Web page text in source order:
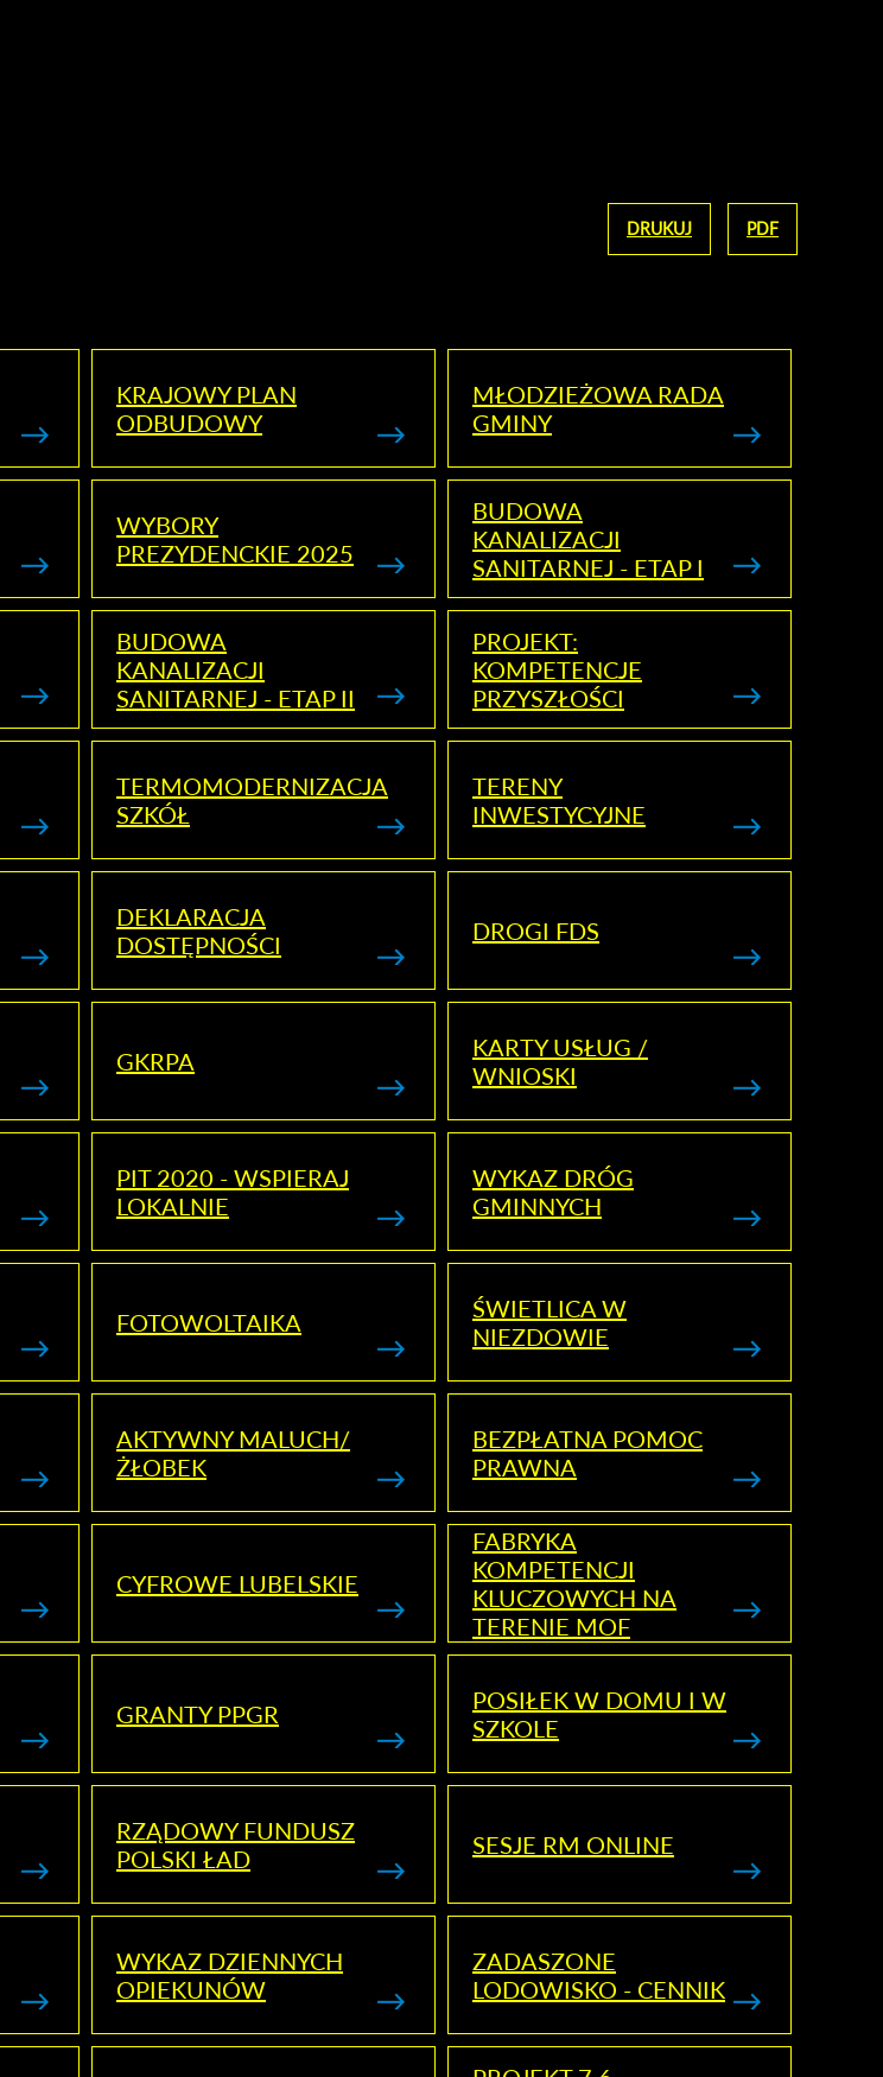
DRUKUJ PDF
KRAJOWY PLAN
ODBUDOWY
MŁODZIEŻOWA RADA
GMINY
WYBORY
PREZYDENCKIE 2025
BUDOWA
KANALIZACJI
SANITARNEJ - ETAP I
BUDOWA
KANALIZACJI
SANITARNEJ - ETAP II
PROJEKT:
KOMPETENCJE
PRZYSZŁOŚCI
TERMOMODERNIZACJA
SZKÓŁ
TERENY
INWESTYCYJNE
DEKLARACJA
DOSTĘPNOŚCI
DROGI FDS
GKRPA
KARTY USŁUG /
WNIOSKI
PIT 2020 - WSPIERAJ
LOKALNIE
WYKAZ DRÓG
GMINNYCH
FOTOWOLTAIKA
ŚWIETLICA W
NIEZDOWIE
AKTYWNY MALUCH/
ŻŁOBEK
BEZPŁATNA POMOC
PRAWNA
CYFROWE LUBELSKIE
FABRYKA
KOMPETENCJI
KLUCZOWYCH NA
TERENIE MOF
GRANTY PPGR
POSIŁEK W DOMU I W
SZKOLE
RZĄDOWY FUNDUSZ
POLSKI ŁAD
SESJE RM ONLINE
WYKAZ DZIENNYCH
OPIEKUNÓW
ZADASZONE
LODOWISKO - CENNIK